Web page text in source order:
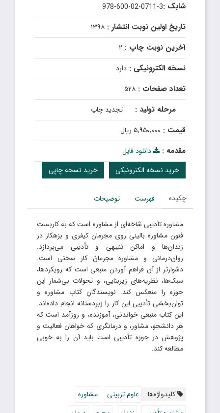
شابک :978-600-02-0711-3
تاریخ اولین نوبت انتشار : ۱۳۹۸
آخرین نوبت چاپ : ۲
نسخه الکترونیکی : دارد
تعداد صفحات : ۵۲۸
مرحله تولید : تجدید چاپ
قیمت : ۵٬۹۵۰٬۰۰۰ ریال
مقدمه :
دانلود فایل
خرید نسخه چاپی
خرید نسخه الکترونیکی
چکیده فهرست توضیحات
مشاوره تأدیبی شاخه‌ای از مشاوره است که به کاربستِ
فنون مشاوره بالینی روی مجرمان کیفری و بزهکار در
زندان‌ها و اماکن تنبیهی و تأدیبی می‌پردازد.
روان‌درمانی و مشاوره مجرمانْ کار سختی است.
دشوارتر از آن فراهم آوردن منبعی است که رویکردها،
سبک‌ها، نظریه‌های زیربنایی، و تحولات بی‌شمار این
حوزه را منعکس کند. نویسندگانِ کتاب مشاوره و
توان‌بخشی تأدیبی این کار را زبردستانه انجام داده‌اند.
این کتاب منبعی خواندنی، آموزنده، و روزآمد است که
هر دانشجو، مشاور، و درمانگری که خواهان فعالیت و
پژوهش در حوزه تأدیبی است باید آن را به خوبی
مطالعه کند.
کلیدواژه‌ها: علوم تربیتی
مشاوره